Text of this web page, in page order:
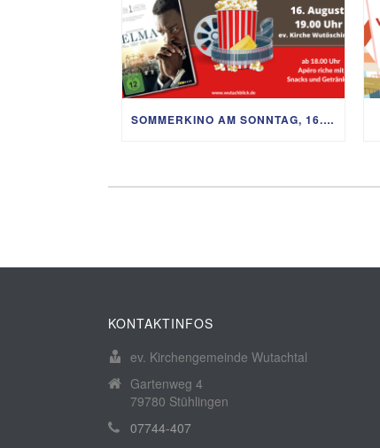
SOMMERKINO AM SONNTAG, 16. AUGUST
KONTAKTINFOS
ev. Kirchengemeinde Wutachtal
Gartenweg 4
79780 Stühlingen
07744-407